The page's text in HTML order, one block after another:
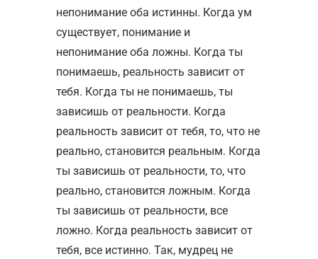
непонимание оба истинны. Когда ум
существует, понимание и
непонимание оба ложны. Когда ты
понимаешь, реальность зависит от
тебя. Когда ты не понимаешь, ты
зависишь от реальности. Когда
реальность зависит от тебя, то, что не
реально, становится реальным. Когда
ты зависишь от реальности, то, что
реально, становится ложным. Когда
ты зависишь от реальности, все
ложно. Когда реальность зависит от
тебя, все истинно. Так, мудрец не